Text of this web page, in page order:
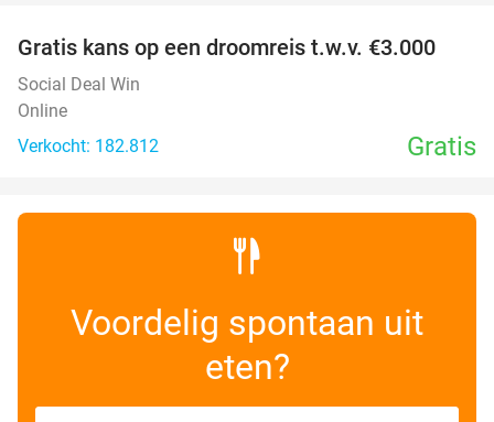
Gratis kans op een droomreis t.w.v. €3.000
Social Deal Win
Online
Verkocht: 182.812
Gratis
Voordelig spontaan uit
eten?